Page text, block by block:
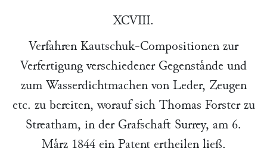
XCVIII.
Verfahren Kautschuk-Compositionen zur
Verfertigung verschiedener Gegenstaͤnde und
zum Wasserdichtmachen von Leder, Zeugen
etc. zu bereiten, worauf sich Thomas Forsterzu
Streatham, in der Grafschaft Surrey, am 6.
Maͤrz 1844ein Patent ertheilen ließ.